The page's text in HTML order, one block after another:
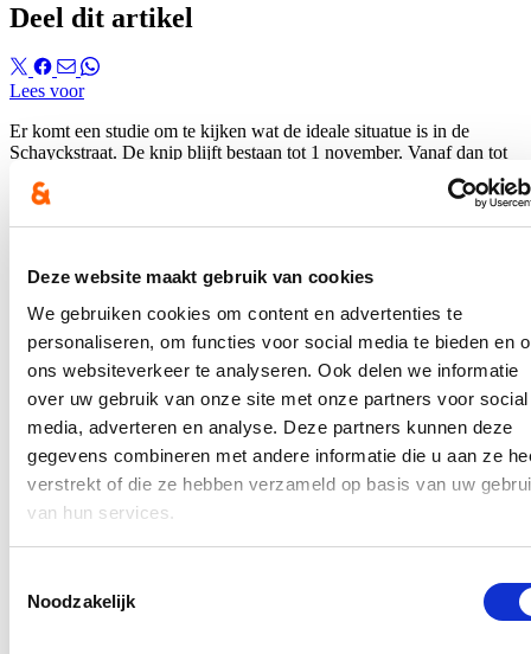
Deze website maakt gebruik van cookies
We gebruiken cookies om content en advertenties te
personaliseren, om functies voor social media te bieden en
ons websiteverkeer te analyseren. Ook delen we informatie
over uw gebruik van onze site met onze partners voor social
media, adverteren en analyse. Deze partners kunnen deze
gegevens combineren met andere informatie die u aan ze
verstrekt of die ze hebben verzameld op basis van uw
van hun services.
Noodzakelijk
Deel dit artikel
Lees voor
Er komt een studie om te kijken wat de ideale situatue is in de
Schayckstraat. De knip blijft bestaan tot 1 november. Vanaf dan tot
februari 2024 verdwijnt de knip terug en zal het verbod opgeschort
worden. Dat werd dinsdagavond op de gemeenteraad beslist.
evaluatie zal tonen dat hij moet verdwijnen."
Hierover verscheen eenbericht in de Gentenaar.
In de pers
Nieuwe speeltuin in Ter Durmenpark komt er nog
dit jaar
05/08/26
dicht bij huis veilig te spelen.